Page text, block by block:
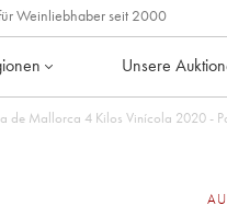
Unsere
de Mallorca 4 Kilos Vinícola 2020 -